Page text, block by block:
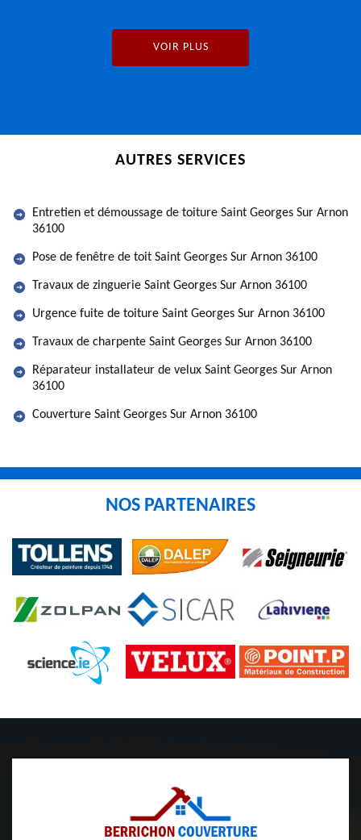
VOIR PLUS
AUTRES SERVICES
Entretien et démoussage de toiture Saint Georges Sur Arnon
36100
Pose de fenêtre de toit Saint Georges Sur Arnon 36100
Travaux de zinguerie Saint Georges Sur Arnon 36100
Urgence fuite de toiture Saint Georges Sur Arnon 36100
Travaux de charpente Saint Georges Sur Arnon 36100
Réparateur installateur de velux Saint Georges Sur Arnon
36100
Couverture Saint Georges Sur Arnon 36100
NOS PARTENAIRES